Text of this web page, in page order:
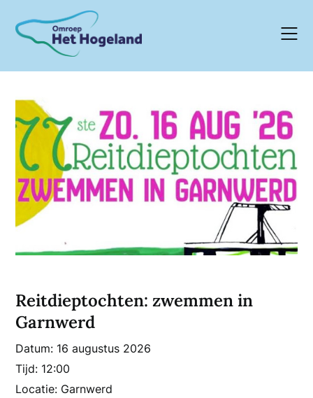
content
Reitdieptochten: zwemmen in
Garnwerd
Datum: 16 augustus 2026
Tijd: 12:00
Locatie: Garnwerd